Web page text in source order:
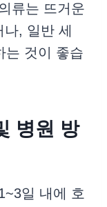
류는 뜨거운
, 일반 세
는 것이 좋습
병원 방
일 내에 호